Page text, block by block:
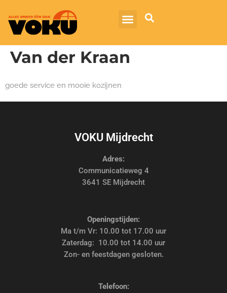
Van der Kraan
goede service en mooie kozijnen
VOKU Mijdrecht
Adres:
Communicatieweg 4
3641 SE Mijdrecht
Openingstijden:
Ma t/m Vr: 10.00 tot 17.00 uur
Zaterdag: 10.00 tot 14.00 uur
Zon- en feestdagen gesloten.
Telefoon: